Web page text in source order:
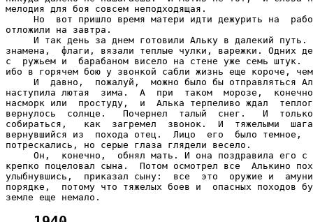
мелодия для боя совсем неподходящая.
Но  вот пришло время матери идти дежурить на
отложили на завтра.
И так день за днем готовили Альку в далекий путь.
знамена,  флаги, вязали теплые чулки, варежки. Одних
с  ружьем и  барабаном висело на стене уже семь штук.
ибо в горячем бою у звонкой сабли жизнь еще короче,
И  давно,  пожалуй,  можно было бы отправляться
наступила лютая  зима.  А  при  таком  морозе,
насморк или  простуду,  и  Алька терпеливо ждал
вернулось  солнце.   Почернел  талый  снег.   И
собираться,   как  загремел  звонок.  И  тяжелыми
вернувшийся из  похода отец.  Лицо  его  было темное,
потрескались, но серые глаза глядели весело.
Он,  конечно,  обнял мать. И она поздравила его с
крепко поцеловал сына.  Потом осмотрел все  Алькино
улыбнувшись,  приказал сыну:  все  это  оружие и
порядке,  потому что тяжелых боев и  опасных походов